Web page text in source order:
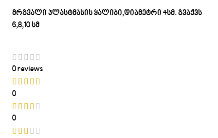
მრგვალი პლასტმასის ყალიბი,დიამეტრი 4სმ. გვაქვს
6,8,10 სმ
0 reviews
0
0